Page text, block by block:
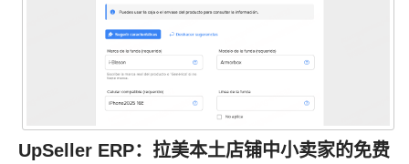
UpSeller ERP：拉美本土店铺中小卖家的免费